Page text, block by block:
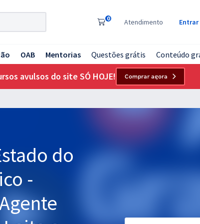
0 Atendimento Entrar
OAB Mentorias Questões grátis Conteúdo
avulsos do site SÓ HOJE! Comprar agora
do
-